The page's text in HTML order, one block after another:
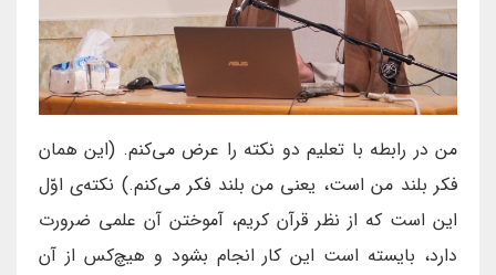
من در رابطه با تعلیم دو نکته را عرض می‌کنم. (این همان
فکر بلند من است، یعنی من بلند فکر می‌کنم.) نکته‌ی اوّل
این است که از نظر قرآن کریم، آموختن آن علمی ضرورت
دارد، بایسته است این کار انجام بشود و هیچ‌کس از آن